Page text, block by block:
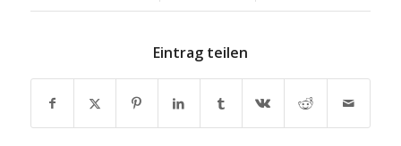
Eintrag teilen